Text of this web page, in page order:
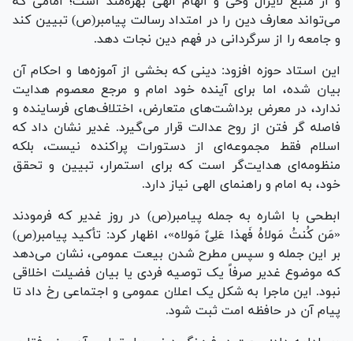
می‌تواند معارف دین را در امتداد رسالت پیامبر(ص) تبیین کند
و جامعه را از سرگردانی در فهم دین نجات دهد.
این استاد حوزه افزود: دینی که بخشی از آموزه‌ها و احکام آن
بیان شده، اما برای آینده خود امام و مرجع معصوم هدایت
ندارد، در معرض برداشت‌های متعارض، اختلاف‌های فرساینده و
فاصله گر فتن از روح عدالت قرار می‌گیرد. غدیر نشان داد که
اسلام فقط مجموعه‌ای از دستورات پراکنده نیست، بلکه
منظومه‌ای هدایت‌گر است که برای استمرار، تبیین و تحقق
خود، به امام و راهنمای الهی نیاز دارد.
ابطحی با اشاره به جمله پیامبر(ص) در روز غدیر که فرمودند
«مَن کُنتُ مَولاهُ فَهذا عَلِیٌ مَولاه»، اظهار کرد: تأکید پیامبر(ص)
بر این جمله و سپس مطرح شدن بیعت عمومی، نشان می‌دهد
که موضوع غدیر صرفاً یک توصیه فردی یا بیان فضیلت اخلاقی
نبود. این ماجرا به شکل یک اعلان عمومی و اجتماعی رخ داد تا
پیام آن در حافظه امت ثبت شود.